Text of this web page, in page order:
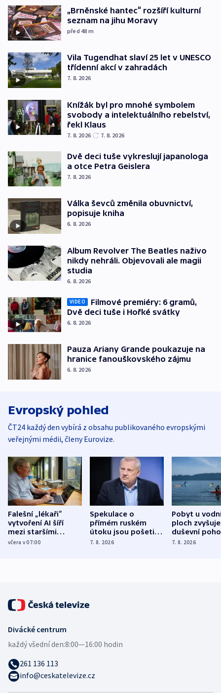
„Brněnské hantec“ rozšíří kulturní
seznam na jihu Moravy
před 48 m
Vila Tugendhat slaví 25 let v UNESCO
třídenní akcí v zahradách
7. 8. 2026
Knížák byl pro mnohé symbolem
svobody a intelektuálního rebelství,
řekl Klaus
7. 8. 2026 7. 8. 2026
Dvě deci tuše vykreslují japanologa
a otce Petra Geislera
7. 8. 2026
Válka ševců změnila obuvnictví,
popisuje kniha
6. 8. 2026
Album Revolver The Beatles naživo
nikdy nehráli. Objevovali ale magii
studia
6. 8. 2026
VIDEO
Filmové premiéry: 6 gramů,
Dvě deci tuše i Hořké svátky
6. 8. 2026
Pauza Ariany Grande poukazuje na
hranice fanouškovského zájmu
6. 8. 2026
Evropský pohled
ČT24 každý den vybírá z obsahu publikovaného evropskými
veřejnými médii, členy Eurovize.
Falešní „lékaři“
vytvoření AI šíří
mezi staršími
Poláky nebezpečné
včera v 07:00
Spekulace o
přímém ruském
útoku jsou pošetilé,
míní estonský
7. 8. 2026
Pobyt u
ploch zvyšuje
duševní
ukázala
7. 8. 2026
Divácké centrum
každý všední den:8:00—16:00 hodin
261 136 113
info@ceskatelevize.cz